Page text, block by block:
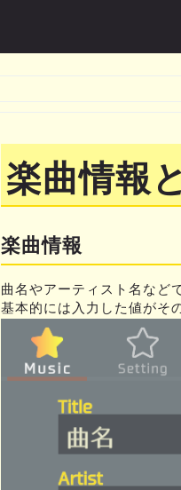
楽曲情報
楽曲情報
曲名やアーティスト名などで
基本的には入力した値がそ